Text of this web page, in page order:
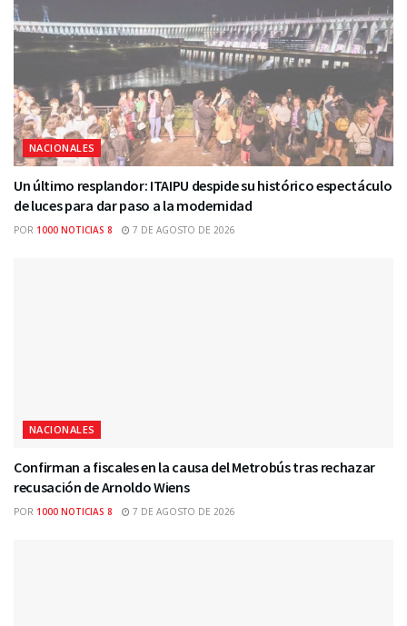
NACIONALES
Un último resplandor: ITAIPU despide su histórico espectáculo
de luces para dar paso a la modernidad
POR 1000 NOTICIAS 8 7 DE AGOSTO DE 2026
NACIONALES
Confirman a fiscales en la causa del Metrobús tras rechazar
recusación de Arnoldo Wiens
POR 1000 NOTICIAS 8 7 DE AGOSTO DE 2026